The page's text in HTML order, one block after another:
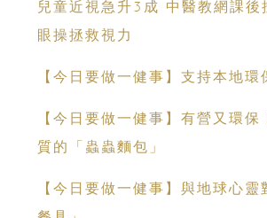
兒童近視急升3成 中醫教網課
眼操拯救視力
【今日要做一健事】支持本地環
【今日要做一健事】有營又環保
質的「蟲蟲麵包」
【今日要做一健事】與地球心靈